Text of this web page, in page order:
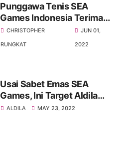
Punggawa Tenis SEA
Games Indonesia Terima
Tanda Mata dari H. Djan
Faridz
CHRISTOPHER
RUNGKAT
JUN 01,
2022
Usai Sabet Emas SEA
Games, Ini Target Aldila
Sutjiadi di French Open
ALDILA MAY 23, 2022